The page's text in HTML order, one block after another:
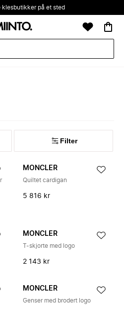
klesbutikker på et sted
Filter
MONCLER
Quiltet cardigan
5 816 kr
MONCLER
T-skjorte med logo
2 143 kr
MONCLER
Genser med brodert logo